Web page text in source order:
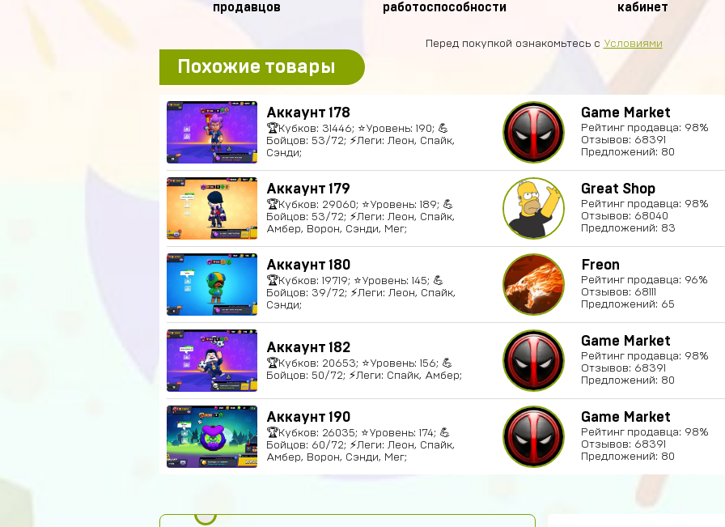
продавцов
работоспособности
кабинет
Перед покупкой ознакомьтесь с Условиями
Похожие товары
Аккаунт 178
🏆Кубков: 31446; ⭐Уровень: 190; 💪
Бойцов: 53/72; ⚡Леги: Леон, Спайк,
Сэнди;
Game Market
Рейтинг продавца: 98%
Отзывов: 68391
Предложений: 80
Аккаунт 179
🏆Кубков: 29060; ⭐Уровень: 189; 💪
Бойцов: 53/72; ⚡Леги: Леон, Спайк,
Амбер, Ворон, Сэнди, Мег;
Great Shop
Рейтинг продавца: 98%
Отзывов: 68040
Предложений: 83
Аккаунт 180
🏆Кубков: 19719; ⭐Уровень: 145; 💪
Бойцов: 39/72; ⚡Леги: Леон, Спайк,
Сэнди;
Freon
Рейтинг продавца: 96%
Отзывов: 68111
Предложений: 65
Аккаунт 182
🏆Кубков: 20653; ⭐Уровень: 156; 💪
Бойцов: 50/72; ⚡Леги: Спайк, Амбер;
Game Market
Рейтинг продавца: 98%
Отзывов: 68391
Предложений: 80
Аккаунт 190
🏆Кубков: 26035; ⭐Уровень: 174; 💪
Бойцов: 60/72; ⚡Леги: Леон, Спайк,
Амбер, Ворон, Сэнди, Мег;
Game Market
Рейтинг продавца: 98%
Отзывов: 68391
Предложений: 80
Помогите